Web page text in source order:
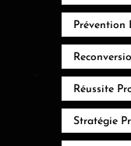
Prévention
Réussite
Stratégie